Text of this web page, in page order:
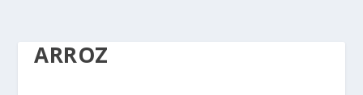
ARROZ